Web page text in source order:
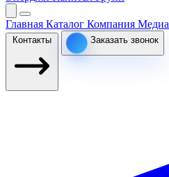
Главная Каталог Компания Медиа
Контакты Заказать звонок